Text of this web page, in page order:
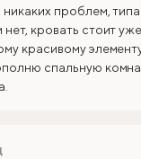
проблем,
нет, кровать стоит
красивому
спальную